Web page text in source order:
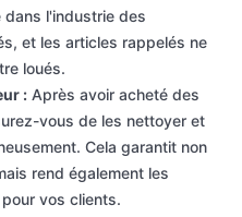
l'industrie des
et les articles rappelés ne
loués.
: Après avoir acheté des
vous de les nettoyer et
Cela garantit non
rend également les
vos clients.